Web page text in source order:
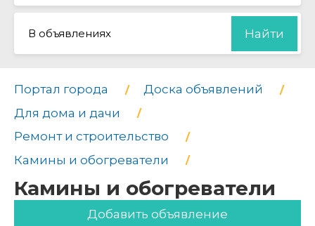
В объявлениях Найти
Портал города
Доска объявлений
Для дома и дачи
Ремонт и строительство
Камины и обогреватели
Камины и обогреватели
Добавить объявление